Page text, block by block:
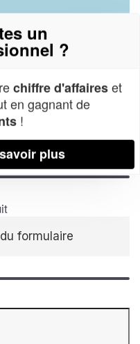
contributors,CC-BY-SA
formulaire
un
?
chiffre d'affaireset
en gagnant de
!
plus